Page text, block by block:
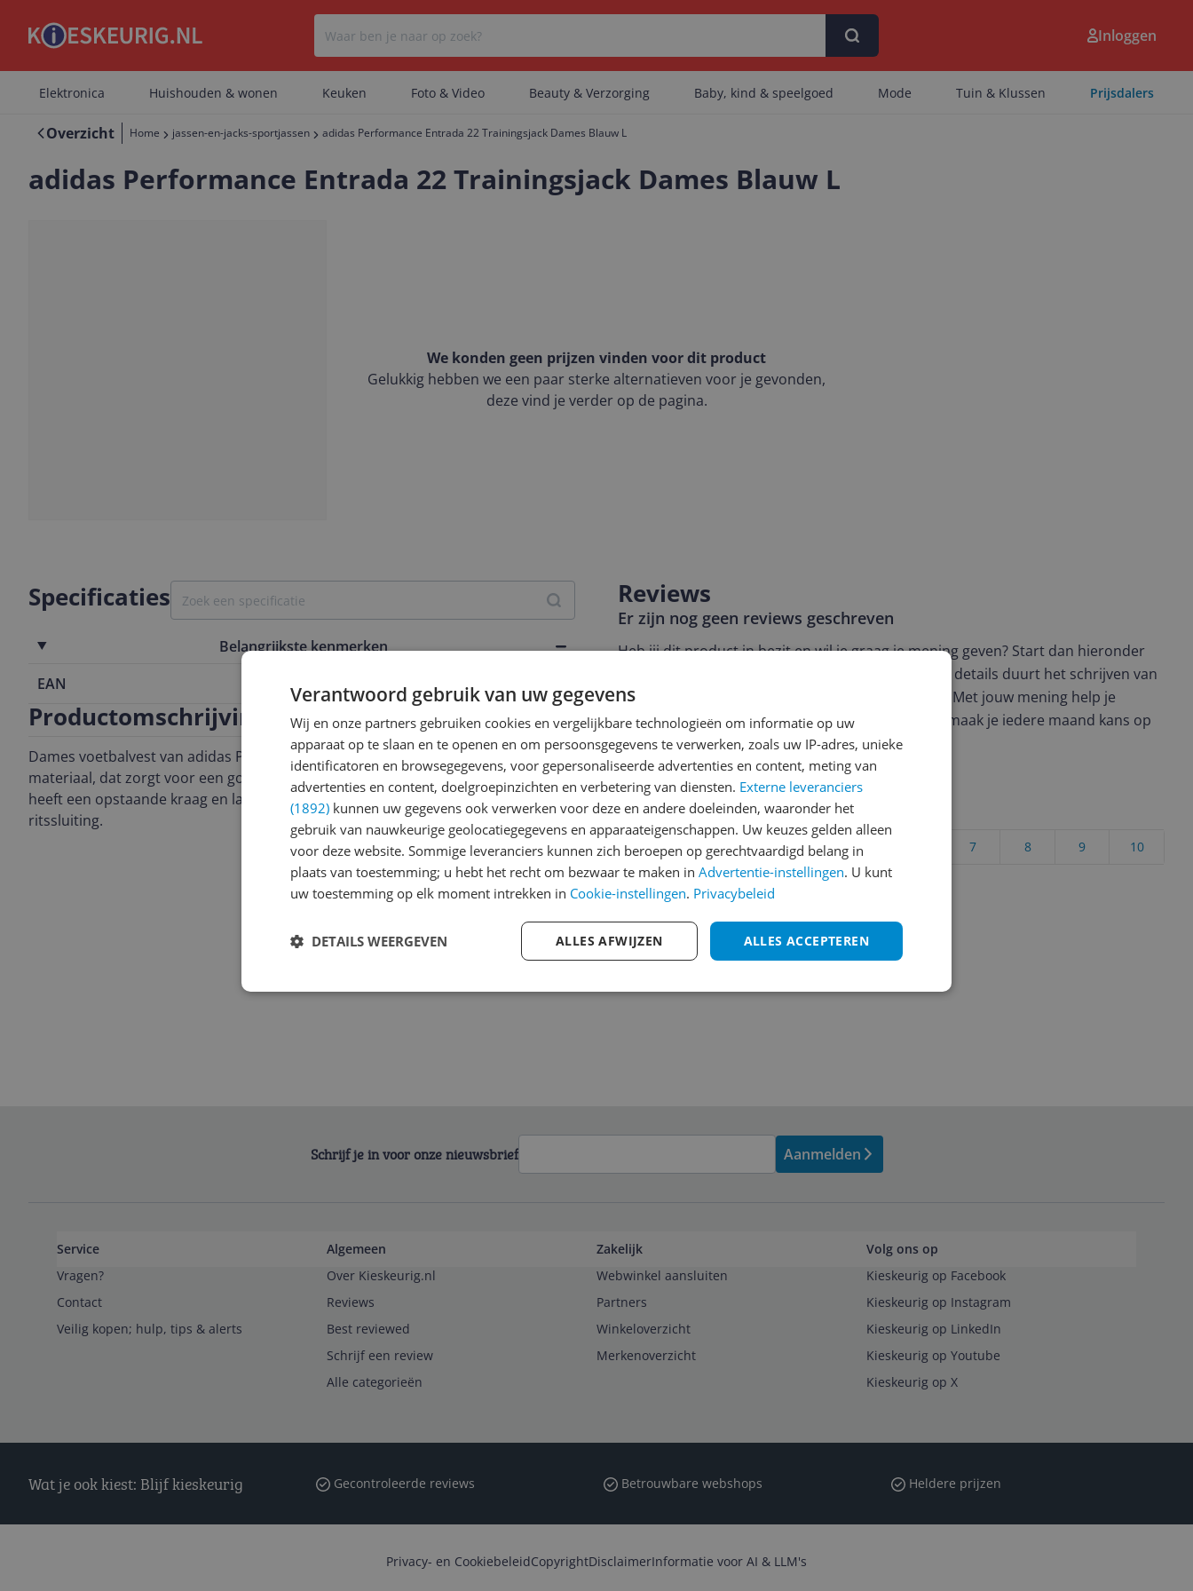
Er zijn geen categorieën gevonden.
Inloggen
Elektronica Huishouden & wonen Keuken Foto & Video Beauty & Verzorging Baby, kind & speelgoed Mode Tuin & Klussen Prijsdalers
Overzicht Home jassen-en-jacks-sportjassen adidas Performance Entrada 22 Trainingsjack Dames Blauw L
adidas Performance Entrada 22 Trainingsjack Dames Blauw L
We konden geen prijzen vinden voor dit product
Gelukkig hebben we een paar sterke alternatieven voor je gevonden,
deze vind je verder op de pagina.
Specificaties
Belangrijkste kenmerken
EAN
4065418802864
Productomschrijving
Dames voetbalvest van adidas Performance. Het vest is gemaakt van Aeroready-
materiaal, dat zorgt voor een goede vochtregulatie. Het jack heeft op de. Het vest
heeft een opstaande kraag en lange mouwen. Het model beschikt over een
ritssluiting.
Reviews
Er zijn nog geen reviews geschreven
Heb jij dit product in bezit en wil je graag je mening geven? Start dan hieronder
met het schrijven van je review. Afhankelijk van de details duurt het schrijven van
een review gemiddeld tussen de 3 en 10 minuten. Met jouw mening help je
andere bezoekers een betere keuze te maken én maak je iedere maand kans op
€250,-! Klik hier voor de actievoorwaarden.
Cijfer
Welk cijfer geef jij dit product?
10
9
8
7
5
4
3
2
1
Vraag 1 van 4
Schrijf je in voor onze nieuwsbrief Aanmelden
Service
Vragen?
Contact
Veilig kopen; hulp, tips & alerts
Algemeen
Over Kieskeurig.nl
Reviews
Best reviewed
Schrijf een review
Alle categorieën
Zakelijk
Webwinkel aansluiten
Partners
Winkeloverzicht
Merkenoverzicht
Volg ons op
Kieskeurig op Facebook
Kieskeurig op Instagram
Kieskeurig op LinkedIn
Kieskeurig op Youtube
Kieskeurig op X
Wat je ook kiest: Blijf kieskeurig Gecontroleerde reviews Betrouwbare webshops Heldere prijzen
Privacy- en CookiebeleidCopyrightDisclaimerInformatie voor AI & LLM's
Verantwoord gebruik van uw gegevens
Wij en onze partners gebruiken cookies en vergelijkbare technologieën om informatie op uw
apparaat op te slaan en te openen en om persoonsgegevens te verwerken, zoals uw IP-adres, unieke
identificatoren en browsegegevens, voor gepersonaliseerde advertenties en content, meting van
advertenties en content, doelgroepinzichten en verbetering van diensten. Externe leveranciers
(1892) kunnen uw gegevens ook verwerken voor deze en andere doeleinden, waaronder het
gebruik van nauwkeurige geolocatiegegevens en apparaateigenschappen. Uw keuzes gelden alleen
voor deze website. Sommige leveranciers kunnen zich beroepen op gerechtvaardigd belang in
plaats van toestemming; u hebt het recht om bezwaar te maken in Advertentie-instellingen. U kunt
uw toestemming op elk moment intrekken in Cookie-instellingen. Privacybeleid
ALLES ACCEPTEREN
ALLES AFWIJZEN
DETAILS WEERGEVEN